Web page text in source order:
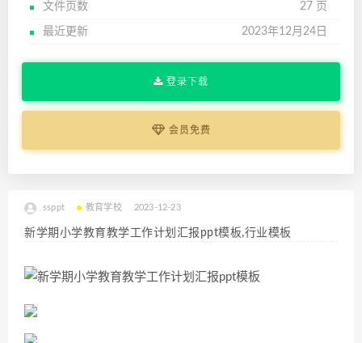
文件页数 27 页
最近更新 2023年12月24日
登录下载
会员免费
ssppt 教育学校 2023-12-23
新学期小学教育教学工作计划汇报ppt模板,行业模板